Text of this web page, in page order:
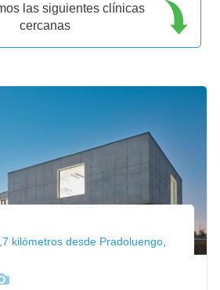
las siguientes clínicas
cercanas
kilómetros desde Pradoluengo,